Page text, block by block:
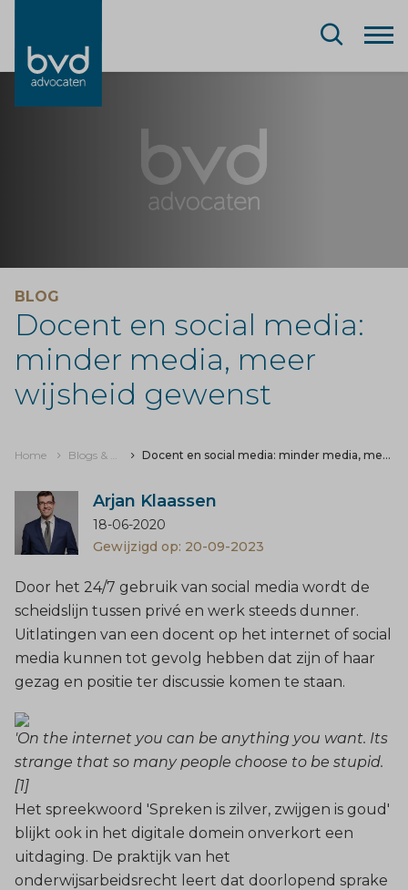
BLOG
Docent en social media:
minder media, meer
wijsheid gewenst
Home Docent en social media: minder media, meer wijsheid gewenst
Arjan Klaassen
18-06-2020
Gewijzigd op: 20-09-2023
Door het 24/7 gebruik van social media wordt de
scheidslijn tussen privé en werk steeds dunner.
Uitlatingen van een docent op het internet of social
media kunnen tot gevolg hebben dat zijn of haar
gezag en positie ter discussie komen te staan.
'On the internet you can be anything you want. Its
strange that so many people choose to be stupid.
[1]
Het spreekwoord 'Spreken is zilver, zwijgen is goud'
blijkt ook in het digitale domein onverkort een
uitdaging. De praktijk van het
onderwijsarbeidsrecht leert dat doorlopend sprake